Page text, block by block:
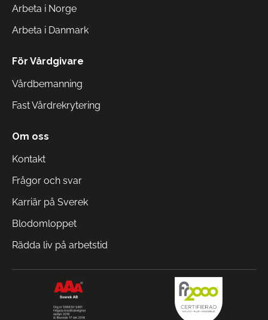
Arbeta i Norge
Arbeta i Danmark
För Vårdgivare
Vårdbemanning
Fast Vårdrekrytering
Om oss
Kontakt
Frågor och svar
Karriär på Sverek
Blodomloppet
Rädda liv på arbetstid